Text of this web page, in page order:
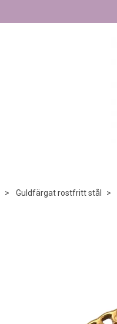
Guldfärgat rostfritt stål